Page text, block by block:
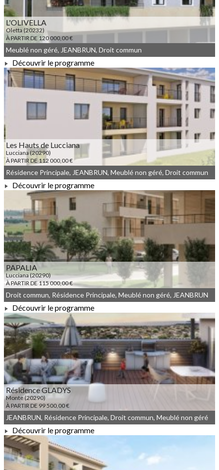
L'OLIVELLA
Oletta (20232)
À PARTIR DE 120 000,00 €
À PARTIR DE 120 000,00 €
Meublé non géré, JEANBRUN, Droit commun
Découvrir le programme
Les Hauts de Lucciana
Lucciana (20290)
À PARTIR DE 112 000,00 €
À PARTIR DE 112 000,00 €
Résidence Principale, JEANBRUN, Meublé non géré, Droit commun
Découvrir le programme
PAPALIA
Lucciana (20290)
À PARTIR DE 115 000,00 €
À PARTIR DE 115 000,00 €
Droit commun, Résidence Principale, Meublé non géré, JEANBRUN
Découvrir le programme
Résidence GLADYS
Monte (20290)
À PARTIR DE 99 500,00 €
À PARTIR DE 99 500,00 €
JEANBRUN, Résidence Principale, Droit commun, Meublé non géré
Découvrir le programme